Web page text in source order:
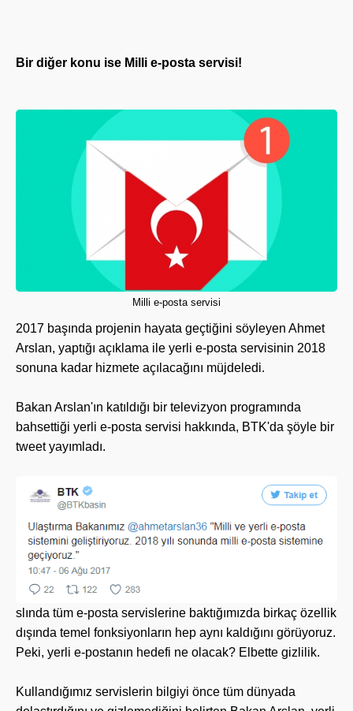
Bir diğer konu ise Milli e-posta servisi!
Milli e-posta servisi
2017 başında projenin hayata geçtiğini söyleyen Ahmet
Arslan, yaptığı açıklama ile yerli e-posta servisinin 2018
sonuna kadar hizmete açılacağını müjdeledi.
Bakan Arslan'ın katıldığı bir televizyon programında
bahsettiği yerli e-posta servisi hakkında, BTK'da şöyle bir
tweet yayımladı.
slında tüm e-posta servislerine baktığımızda birkaç özellik
dışında temel fonksiyonların hep aynı kaldığını görüyoruz.
Peki, yerli e-postanın hedefi ne olacak? Elbette gizlilik.
Kullandığımız servislerin bilgiyi önce tüm dünyada